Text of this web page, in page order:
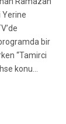
Yerine
bir
“Tamirci
konu…